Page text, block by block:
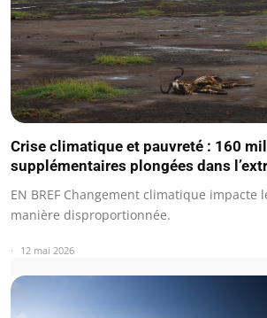
Crise climatique et pauvreté : 160
supplémentaires plongées dans
EN BREF Changement climatique impacte
manière disproportionnée.
12 mai 2026